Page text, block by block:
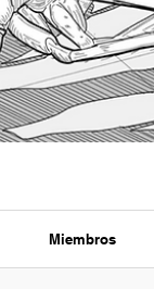
Miembros